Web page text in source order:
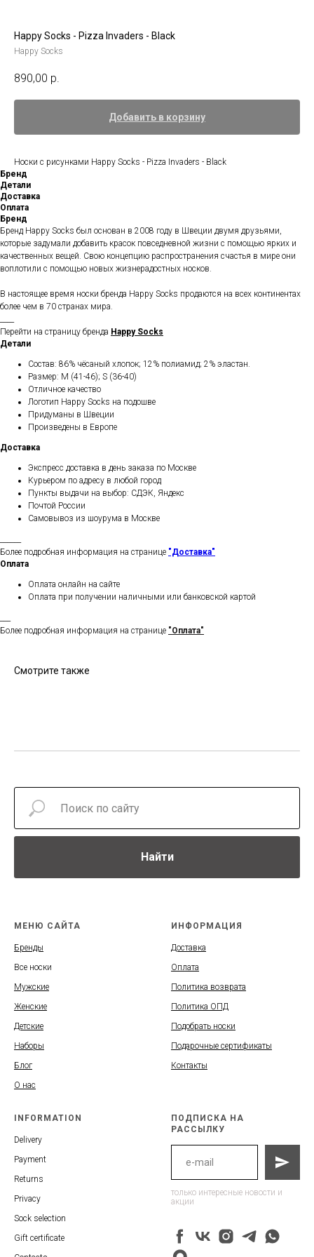
Happy Socks - Pizza Invaders - Black
Happy Socks
890,00 р.
Добавить в корзину
Носки с рисунками Happy Socks - Pizza Invaders - Black
Бренд
Детали
Доставка
Оплата
Бренд
Бренд Happy Socks был основан в 2008 году в Швеции двумя друзьями,
которые задумали добавить красок повседневной жизни с помощью ярких и
качественных вещей. Свою концепцию распространения счастья в мире они
воплотили с помощью новых жизнерадостных носков.
В настоящее время носки бренда Happy Socks продаются на всех континентах
более чем в 70 странах мира.
Перейти на страницу бренда Happy Socks
Детали
Состав: 86% чёсаный хлопок; 12% полиамид; 2% эластан.
Размер: M (41-46); S (36-40)
Отличное качество
Логотип Happy Socks на подошве
Придуманы в Швеции
Произведены в Европе
Доставка
Экспресс доставка в день заказа по Москве
Курьером по адресу в любой город
Пункты выдачи на выбор: СДЭК, Яндекс
Почтой России
Самовывоз из шоурума в Москве
Более подробная информация на странице "Доставка"
Оплата
Оплата онлайн на сайте
Оплата при получении наличными или банковской картой
Более подробная информация на странице "Оплата"
Смотрите также
Найти
МЕНЮ САЙТА
Бренды
Все носки
Мужские
Женские
Детские
Наборы
Блог
О нас
ИНФОРМАЦИЯ
Доставка
Оплата
Политика возврата
Политика ОПД
Подобрать носки
Подарочные сертификаты
Контакты
INFORMATION
Delivery
Payment
Returns
Privacy
Sock selection
Gift certificate
ПОДПИСКА НА
РАССЫЛКУ
только интересные новости и
акции